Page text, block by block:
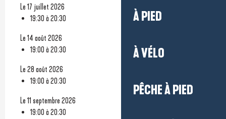
À PIED
À VÉLO
PÊCHE À PIED
Le 17 juillet 2026
19:30 à 20:30
Le 14 août 2026
19:00 à 20:30
Le 28 août 2026
19:00 à 20:30
Le 11 septembre 2026
19:00 à 20:30